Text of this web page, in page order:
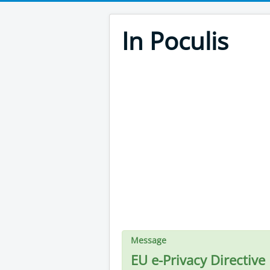
In Poculis
Message
EU e-Privacy Directive